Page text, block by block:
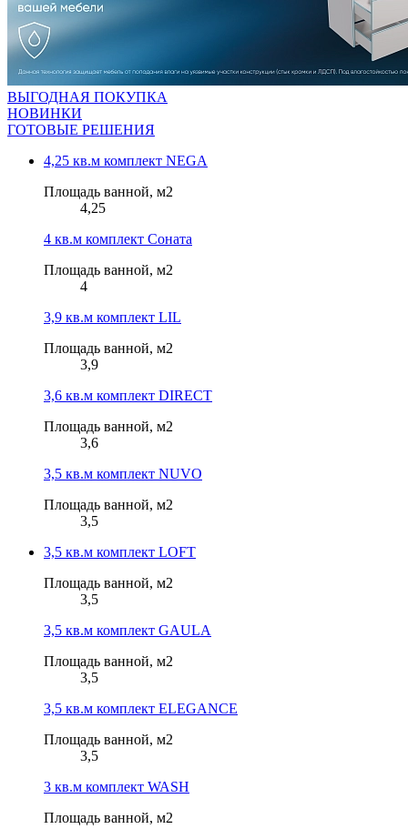
ВЫГОДНАЯ ПОКУПКА
НОВИНКИ
ГОТОВЫЕ РЕШЕНИЯ
4,25 кв.м комплект NEGA
Площадь ванной, м2
4,25
4 кв.м комплект Соната
Площадь ванной, м2
4
3,9 кв.м комплект LIL
Площадь ванной, м2
3,9
3,6 кв.м комплект DIRECT
Площадь ванной, м2
3,6
3,5 кв.м комплект NUVO
Площадь ванной, м2
3,5
3,5 кв.м комплект LOFT
Площадь ванной, м2
3,5
3,5 кв.м комплект GAULA
Площадь ванной, м2
3,5
3,5 кв.м комплект ELEGANCE
Площадь ванной, м2
3,5
3 кв.м комплект WASH
Площадь ванной, м2